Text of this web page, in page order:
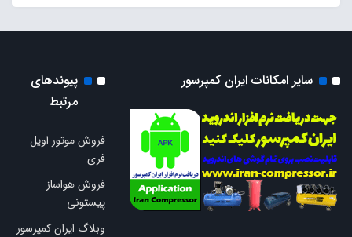
سایر امکانات ایران کمپرسور
پیوندهای
مرتبط
فروش موتور اویل
فری
فروش هواساز
پیستونی
وبلاگ ایران کمپرسور